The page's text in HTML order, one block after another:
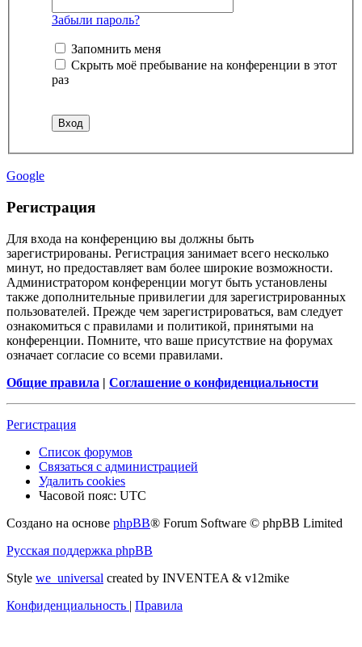
Забыли пароль?
Запомнить меня
Скрыть моё пребывание на конференции в этот
раз
Google
Регистрация
Для входа на конференцию вы должны быть
зарегистрированы. Регистрация занимает всего несколько
минут, но предоставляет вам более широкие возможности.
Администратором конференции могут быть установлены
также дополнительные привилегии для зарегистрированных
пользователей. Прежде чем зарегистрироваться, вам следует
ознакомиться с правилами и политикой, принятыми на
конференции. Помните, что ваше присутствие на форумах
означает согласие со всеми правилами.
Общие правила | Соглашение о конфиденциальности
Регистрация
Список форумов
Связаться с администрацией
Удалить cookies
Часовой пояс: UTC
Создано на основе phpBB® Forum Software © phpBB Limited
Русская поддержка phpBB
Style we_universal created by INVENTEA & v12mike
Конфиденциальность | Правила